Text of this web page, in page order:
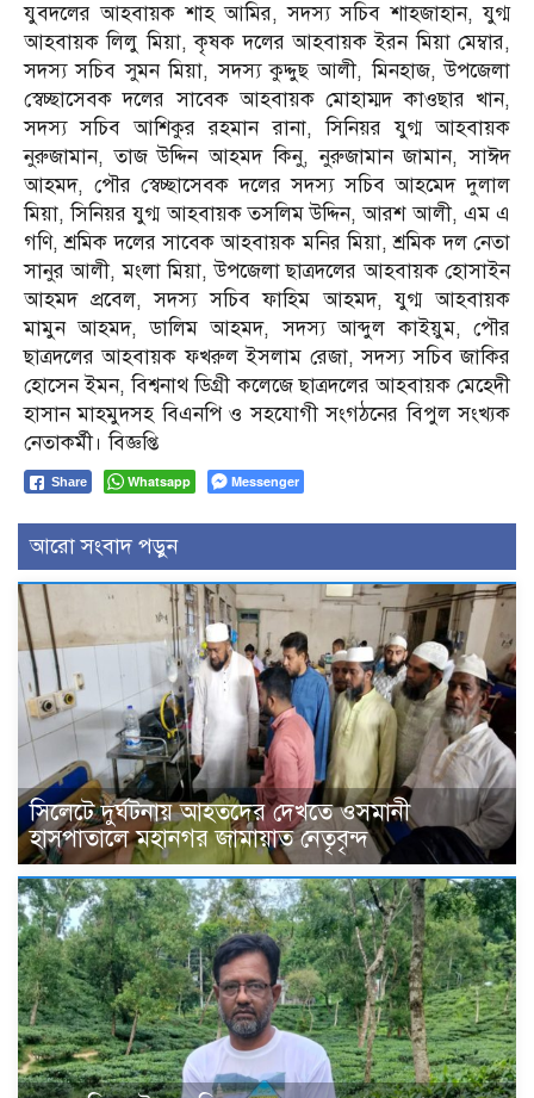
যুবদলের আহবায়ক শাহ আমির, সদস্য সচিব শাহজাহান, যুগ্ম
আহবায়ক লিলু মিয়া, কৃষক দলের আহবায়ক ইরন মিয়া মেম্বার,
সদস্য সচিব সুমন মিয়া, সদস্য কুদ্দুছ আলী, মিনহাজ, উপজেলা
স্বেচ্ছাসেবক দলের সাবেক আহবায়ক মোহাম্মদ কাওছার খান,
সদস্য সচিব আশিকুর রহমান রানা, সিনিয়র যুগ্ম আহবায়ক
নুরুজামান, তাজ উদ্দিন আহমদ কিনু, নুরুজামান জামান, সাঈদ
আহমদ, পৌর স্বেচ্ছাসেবক দলের সদস্য সচিব আহমেদ দুলাল
মিয়া, সিনিয়র যুগ্ম আহবায়ক তসলিম উদ্দিন, আরশ আলী, এম এ
গণি, শ্রমিক দলের সাবেক আহবায়ক মনির মিয়া, শ্রমিক দল নেতা
সানুর আলী, মংলা মিয়া, উপজেলা ছাত্রদলের আহবায়ক হোসাইন
আহমদ প্রবেল, সদস্য সচিব ফাহিম আহমদ, যুগ্ম আহবায়ক
মামুন আহমদ, ডালিম আহমদ, সদস্য আব্দুল কাইয়ুম, পৌর
ছাত্রদলের আহবায়ক ফখরুল ইসলাম রেজা, সদস্য সচিব জাকির
হোসেন ইমন, বিশ্বনাথ ডিগ্রী কলেজে ছাত্রদলের আহবায়ক মেহেদী
হাসান মাহমুদসহ বিএনপি ও সহযোগী সংগঠনের বিপুল সংখ্যক
নেতাকর্মী। বিজ্ঞপ্তি
Share Whatsapp Messenger
আরো সংবাদ পড়ুন
সিলেটে দুর্ঘটনায় আহতদের দেখতে ওসমানী
হাসপাতালে মহানগর জামায়াত নেতৃবৃন্দ